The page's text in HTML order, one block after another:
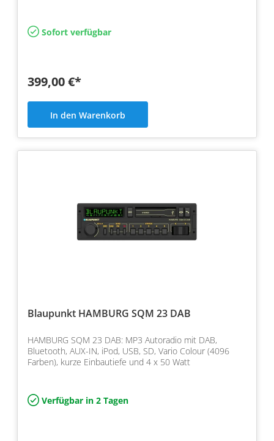
Sofort verfügbar
399,00 €*
In den Warenkorb
Blaupunkt HAMBURG SQM 23 DAB
HAMBURG SQM 23 DAB: MP3 Autoradio mit DAB,
Bluetooth, AUX-IN, iPod, USB, SD, Vario Colour (4096
Farben), kurze Einbautiefe und 4 x 50 Watt
Verfügbar in 2 Tagen